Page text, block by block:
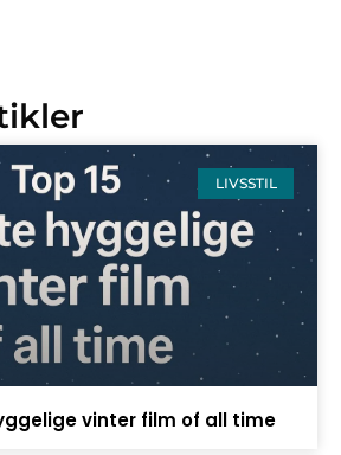
LIVSSTIL
vinter film of all time